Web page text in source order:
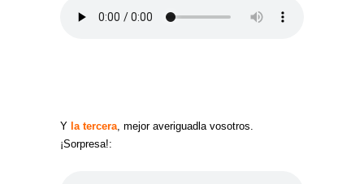
Y la tercera, mejor averiguadla vosotros.
¡Sorpresa!: